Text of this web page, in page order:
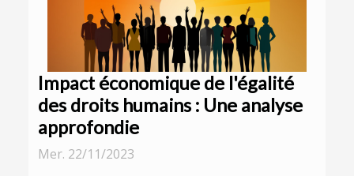
Impact économique de l'égalité
des droits humains : Une analyse
approfondie
Mer. 22/11/2023